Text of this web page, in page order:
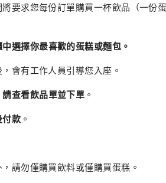
要求您每份訂單購買一杯飲品（一份
選擇你最喜歡的蛋糕或麵包。
會有工作人員引導您入座。
查看飲品單並下單 。
付款 。
，請勿僅購買飲料或僅購買蛋糕。